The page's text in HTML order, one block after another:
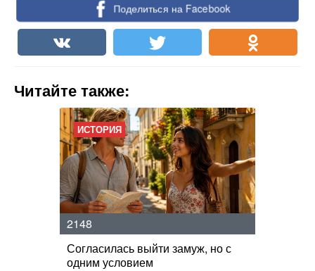
Поделиться на Facebook
Читайте также:
ИСТОРИЯ
2148
Согласилась выйти замуж, но с
одним условием